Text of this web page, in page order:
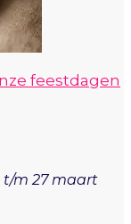
feestdagen
t/m 27 maart